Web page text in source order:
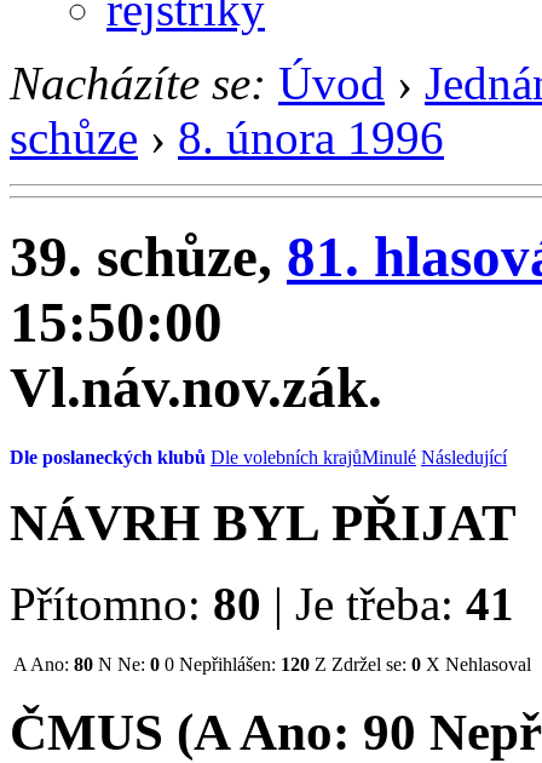
Nacházíte se: Úvod ›
schůze › 8. února 1996
39. schůze, 81.
15:50:00
Vl.náv.nov.zák.
Dle poslaneckých klubů Dle volebních krajůMinulé Následující
NÁVRH BYL PŘIJAT
Přítomno: 80 | Je třeba: 41
A Ano: 80 N Ne: 0 0 Nepřihlášen: 120 Z Zdržel se: 0 X Nehlasoval
ČMUS (AAno: 90